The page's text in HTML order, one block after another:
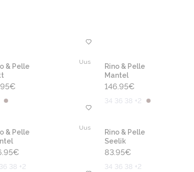
Uus
& Pelle
€
Rino & Pelle
Mantel
146.95€
34 36 38 +2
Uus
& Pelle
€
38 +2
Rino & Pelle
Seelik
83.95€
34 36 38 +2